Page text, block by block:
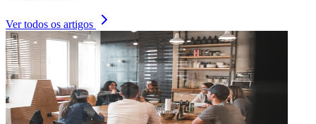
Ver todos os artigos